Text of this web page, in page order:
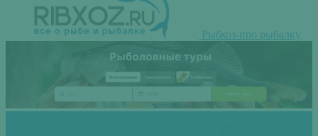
Рыбхоз-про рыбалку